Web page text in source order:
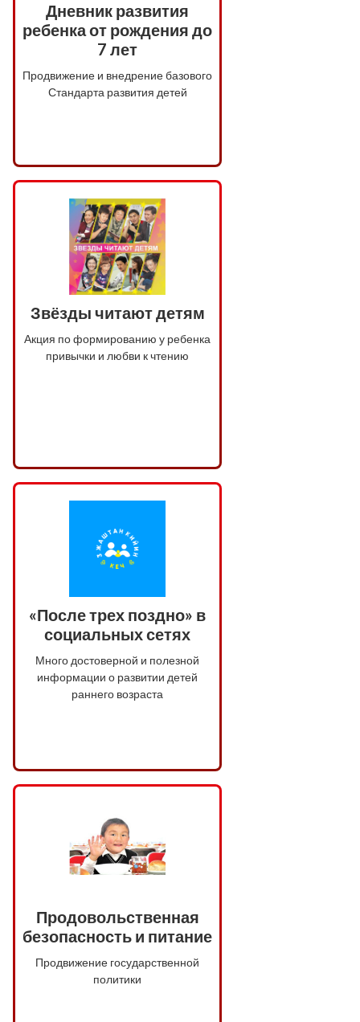
Дневник развития
ребенка от рождения до
7 лет
Продвижение и внедрение базового
Стандарта развития детей
Звёзды читают детям
Акция по формированию у ребенка
привычки и любви к чтению
«После трех поздно» в
социальных сетях
Много достоверной и полезной
информации о развитии детей
раннего возраста
Продовольственная
безопасность и питание
Продвижение государственной
политики